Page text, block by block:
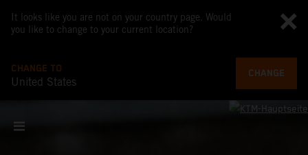
It looks like you are not on your country page. Would
you like to change to your current location?
CHANGE TO
United States
CHANGE